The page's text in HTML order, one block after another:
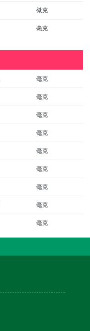
微克
毫克
毫克
毫克
毫克
毫克
毫克
毫克
毫克
毫克
毫克